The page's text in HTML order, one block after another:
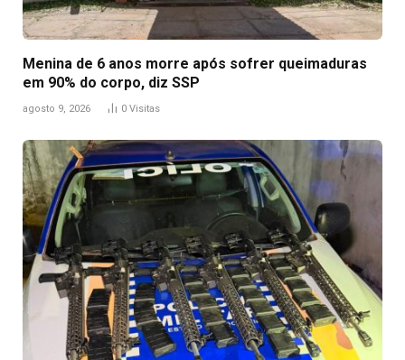
Menina de 6 anos morre após sofrer queimaduras
em 90% do corpo, diz SSP
agosto 9, 2026 0 Visitas